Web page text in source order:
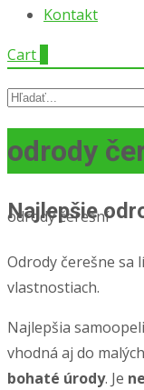
Kontakt
Cart
Search
odrody
odrody čerešní
Najlepšie
Odrody čerešne sa
vlastnostiach.
Najlepšia
vhodná aj do
bohaté úrody. Je